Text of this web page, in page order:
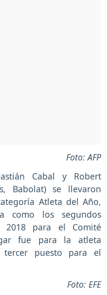
Foto: AFP
Cabal y Robert
Babolat) se llevaron
Atleta del Año,
como los segundos
2018 para el Comité
fue para la atleta
puesto para el
Foto: EFE